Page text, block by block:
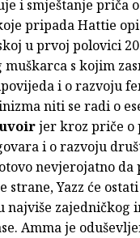
i smještanje priča
pripada Hattie
u prvoj polovici
s kojim
i o razvoju
niti se radi o
jer kroz priče o
i o razvoju
nevjerojatno
Yazz će
zajedničkog
Amma je